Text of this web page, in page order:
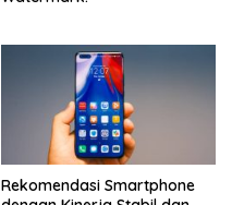
Rekomendasi Smartphone